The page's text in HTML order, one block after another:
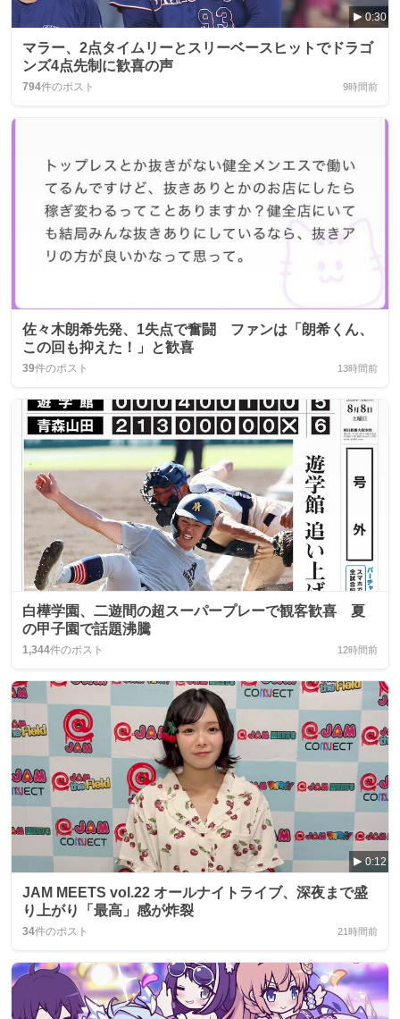
0:30
マラー、2点タイムリーとスリーベースヒットでドラゴ
ンズ4点先制に歓喜の声
794件のポスト 9時間前
佐々木朗希先発、1失点で奮闘 ファンは「朗希くん、
この回も抑えた！」と歓喜
39件のポスト 13時間前
白樺学園、二遊間の超スーパープレーで観客歓喜 夏
の甲子園で話題沸騰
1,344件のポスト 12時間前
0:12
JAM MEETS vol.22 オールナイトライブ、深夜まで盛
り上がり「最高」感が炸裂
34件のポスト 21時間前